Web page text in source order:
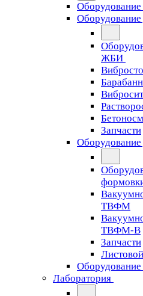
Оборудование
ЖБИ
Запчасти
ТВФМ
ТВФМ-В
Запчасти
Оборудование
Лаборатория